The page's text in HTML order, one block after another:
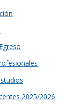
2025/2026